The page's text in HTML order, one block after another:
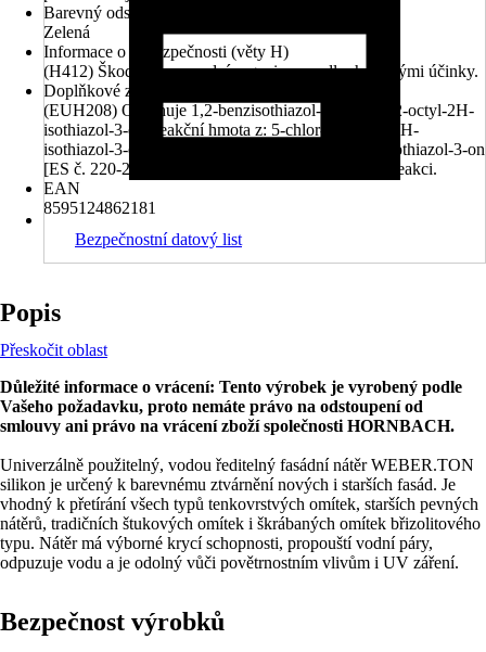
Barevný odstín
Zelená
Informace o nebezpečnosti (věty H)
(H412) Škodlivý pro vodní organismy, s dlouhodobými účinky.
Doplňkové znaky nebezpečnosti (věty EUH)
(EUH208) Obsahuje 1,2-benzisothiazol-3(2H)-on, 2-octyl-2H-
isothiazol-3-on, reakční hmota z: 5-chlor-2-methyl-2H-
isothiazol-3-on [ES č. 247-500-7] a 2-methyl-2H-isothiazol-3-on
[ES č. 220-239-6] (3:1) . Může vyvolat alergickou reakci.
EAN
8595124862181
Bezpečnostní datový list
Popis
Přeskočit oblast
Důležité informace o vrácení: Tento výrobek je vyrobený podle
Vašeho požadavku, proto nemáte právo na odstoupení od
smlouvy ani právo na vrácení zboží společnosti HORNBACH.
Univerzálně použitelný, vodou ředitelný fasádní nátěr WEBER.TON
silikon je určený k barevnému ztvárnění nových i starších fasád. Je
vhodný k přetírání všech typů tenkovrstvých omítek, starších pevných
nátěrů, tradičních štukových omítek i škrábaných omítek břizolitového
typu. Nátěr má výborné krycí schopnosti, propouští vodní páry,
odpuzuje vodu a je odolný vůči povětrnostním vlivům i UV záření.
Bezpečnost výrobků